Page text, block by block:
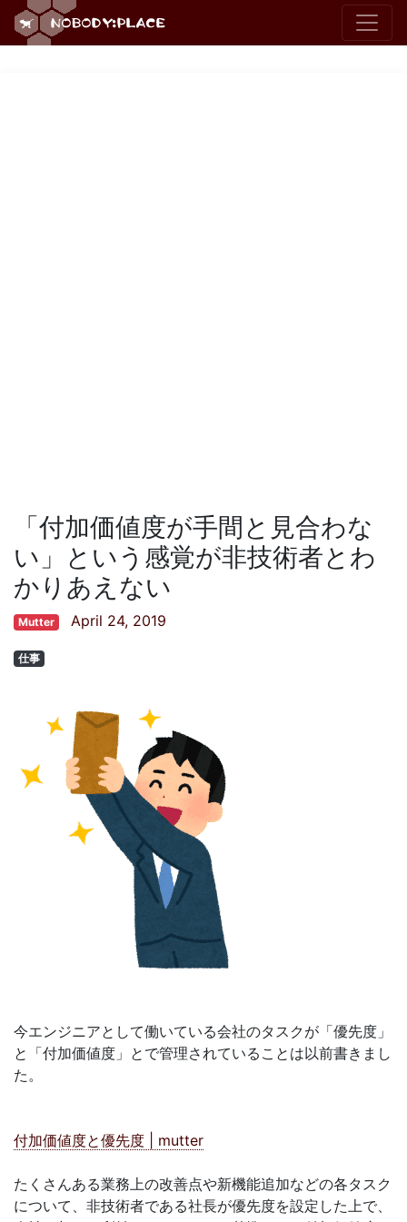
「付加価値度が手間と見合わな
い」という感覚が非技術者とわ
かりあえない
Mutter April 24, 2019
仕事
今エンジニアとして働いている会社のタスクが「優先度」
と「付加価値度」とで管理されていることは以前書きまし
た。
付加価値度と優先度 | mutter
たくさんある業務上の改善点や新機能追加などの各タスク
について、非技術者である社長が優先度を設定した上で、